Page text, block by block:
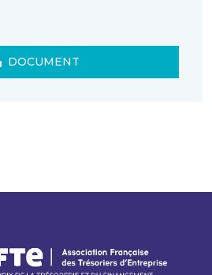
DOCUMENT